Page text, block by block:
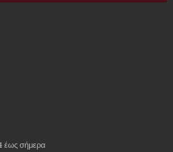
έως σήμερα